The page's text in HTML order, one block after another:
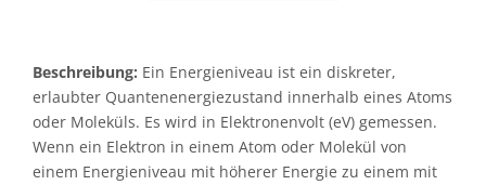
Beschreibung: Ein Energieniveau ist ein diskreter,
erlaubter Quantenenergiezustand innerhalb eines Atoms
oder Moleküls. Es wird in Elektronenvolt (eV) gemessen.
Wenn ein Elektron in einem Atom oder Molekül von
einem Energieniveau mit höherer Energie zu einem mit